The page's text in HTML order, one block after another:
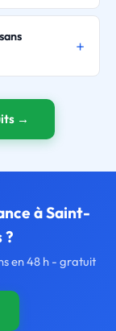
→
à Saint-
?
en 48 h - gratuit